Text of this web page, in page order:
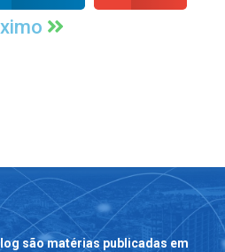
são matérias publicadas em